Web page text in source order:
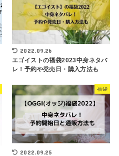
2022.09.26
エゴイストの福袋2023中身ネタバ
レ！予約や発売日・購入方法も
福袋
2022.09.25